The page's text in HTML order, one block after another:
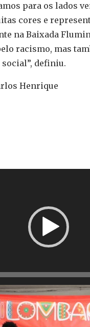
para os lados
cores e
na Baixada
racismo, mas
definiu.
Henrique